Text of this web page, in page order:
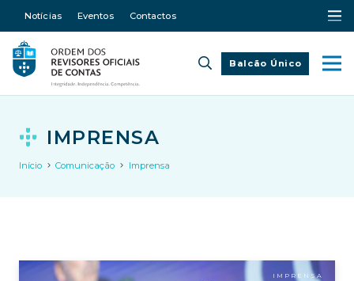
Notícias Eventos Contactos
Balcão Único
IMPRENSA
Início Comunicação Imprensa
IMPRENSA